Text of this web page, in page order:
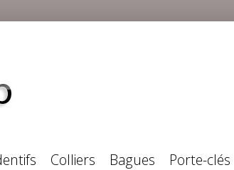
Colliers Bagues Porte-clés